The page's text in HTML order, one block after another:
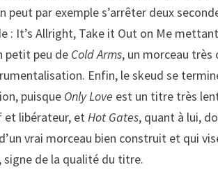
peut par exemple s’arrêter deux
: It’s Allright, Take it Out on Me
petit peu de Cold Arms, un morceau très
Enfin, le skeud se
puisque Only Love est un titre très
et libérateur, etHot Gates, quant à lui,
vrai morceau bien construit et qui
signe de la qualité du titre.